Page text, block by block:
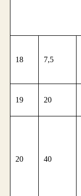
18 7,5
19 20
20 40